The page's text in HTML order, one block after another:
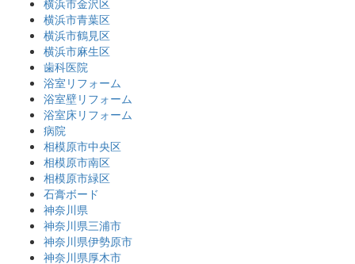
横浜市金沢区
横浜市青葉区
横浜市鶴見区
横浜市麻生区
歯科医院
浴室リフォーム
浴室壁リフォーム
浴室床リフォーム
病院
相模原市中央区
相模原市南区
相模原市緑区
石膏ボード
神奈川県
神奈川県三浦市
神奈川県伊勢原市
神奈川県厚木市